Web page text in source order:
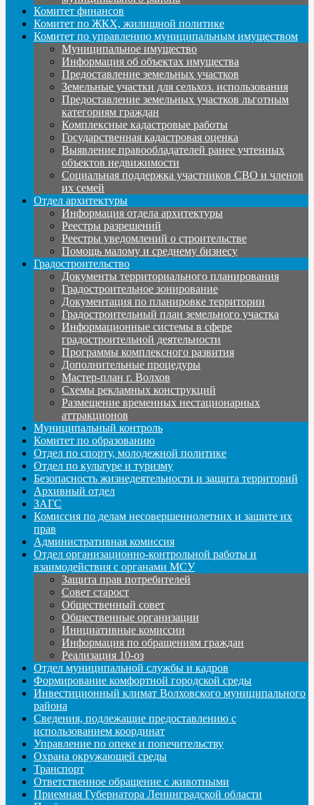
Комитет финансов
Комитет по ЖКХ, жилищной политике
Комитет по управлению муниципальным имуществом
Муниципальное имущество
Информация об объектах имущества
Предоставление земельных участков
Земельные участки для сельхоз. использования
Предоставление земельных участков льготным
категориям граждан
Комплексные кадастровые работы
Государственная кадастровая оценка
Выявление правообладателей ранее учтенных
объектов недвижимости
Социальная поддержка участников СВО и членов
их семей
Отдел архитектуры
Информация отдела архитектуры
Реестры разрешений
Реестры уведомлений о строительстве
Помощь малому и среднему бизнесу
Градостроительство
Документы территориального планирования
Градостроительное зонирование
Документация по планировке территории
Градостроительный план земельного участка
Информационные системы в сфере
градостроительной деятельности
Программы комплексного развития
Дополнительные процедуры
Мастер-план г. Волхов
Схемы рекламных конструкций
Размещение временных нестационарных
аттракционов
Муниципальный контроль
Комитет по образованию
Отдел по спорту, молодежной политике
Отдел по культуре и туризму
Безопасность жизнедеятельности и защита территорий
Архивный отдел
ЗАГС
Комиссия по делам несовершеннолетних и защите их
прав
Административная комиссия
Отдел организационно-контрольной работы и
взаимодействия с органами МСУ
Защита прав потребителей
Совет старост
Общественный совет
Общественные организации
Инициативные комиссии
Информация по обращениям граждан
Реализация 10-оз
Отдел муниципальной службы и кадров
Формирование комфортной городской среды
Инвестиционный климат Волховского муниципального
района
Сведения, подлежащие предоставлению с
использованием координат
Управление по опеке и попечительству
Охрана окружающей среды
Транспорт
Ответственное обращение с животными
Приемная Губернатора Ленинградской области